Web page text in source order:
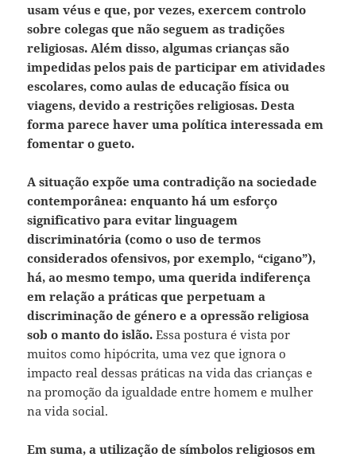
usam véus e que, por vezes, exercem controlo
sobre colegas que não seguem as tradições
religiosas. Além disso, algumas crianças são
impedidas pelos pais de participar em atividades
escolares, como aulas de educação física ou
viagens, devido a restrições religiosas. Desta
forma parece haver uma política interessada em
fomentar o gueto.
A situação expõe uma contradição na sociedade
contemporânea: enquanto há um esforço
significativo para evitar linguagem
discriminatória (como o uso de termos
considerados ofensivos, por exemplo, “cigano”),
há, ao mesmo tempo, uma querida indiferença
em relação a práticas que perpetuam a
discriminação de género e a opressão religiosa
sob o manto do islão. Essa postura é vista por
muitos como hipócrita, uma vez que ignora o
impacto real dessas práticas na vida das crianças e
na promoção da igualdade entre homem e mulher
na vida social.
Em suma, a utilização de símbolos religiosos em